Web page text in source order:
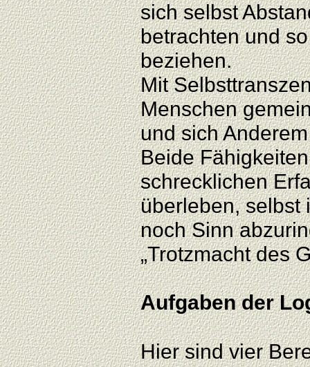
sich selbst
betrachten und
beziehen.
Mit
Menschen
und sich
Beide
schrecklichen
überleben, selbst
noch Sinn
„Trotzmacht des
Aufgaben der
Hier sind vier